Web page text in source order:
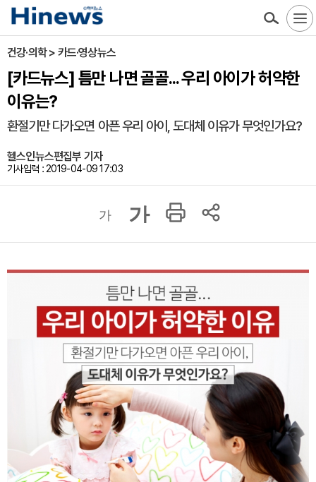
건강·의학 > 카드·영상뉴스
[카드뉴스] 틈만 나면 골골... 우리 아이가 허약한
이유는?
환절기만 다가오면 아픈 우리 아이, 도대체 이유가 무엇인가요?
헬스인뉴스편집부 기자
기사입력 : 2019-04-09 17:03
가 가